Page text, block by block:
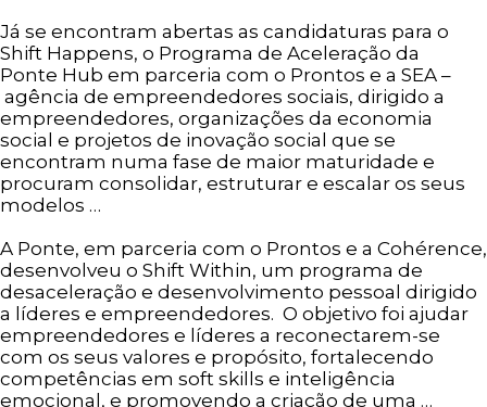
Já se encontram abertas as candidaturas para o
Shift Happens, o Programa de Aceleração da
Ponte Hub em parceria com o Prontos e a SEA –
agência de empreendedores sociais, dirigido a
empreendedores, organizações da economia
social e projetos de inovação social que se
encontram numa fase de maior maturidade e
procuram consolidar, estruturar e escalar os seus
modelos …
A Ponte, em parceria com o Prontos e a Cohérence,
desenvolveu o Shift Within, um programa de
desaceleração e desenvolvimento pessoal dirigido
a líderes e empreendedores. O objetivo foi ajudar
empreendedores e líderes a reconectarem-se
com os seus valores e propósito, fortalecendo
competências em soft skills e inteligência
emocional, e promovendo a criação de uma …